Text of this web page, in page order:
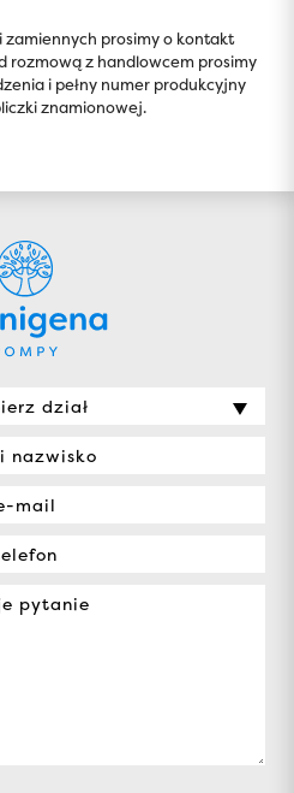
zamiennych prosimy o kontakt
rozmową z handlowcem prosimy
i pełny numer produkcyjny
znamionowej.
dział